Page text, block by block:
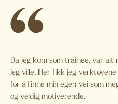
Da jeg kom som trainee, var
jeg ville. Her fikk jeg
for å finne min egen vei som
og veldig motiverende.